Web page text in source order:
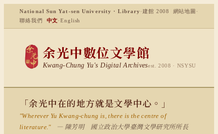
National Sun Yat-sen University · Library ·建館 2008 網站地圖 ·
聯絡我們
中文·English
余光中數位文學館
Kwang-Chung Yu's Digital Archivesest. 2008 · NSYSU
「余光中在的地方就是文學中心。」
"Wherever Yu Kwang-chung is, there is the centre of
literature."
— 陳芳明 國立政治大學臺灣文學研究所所長